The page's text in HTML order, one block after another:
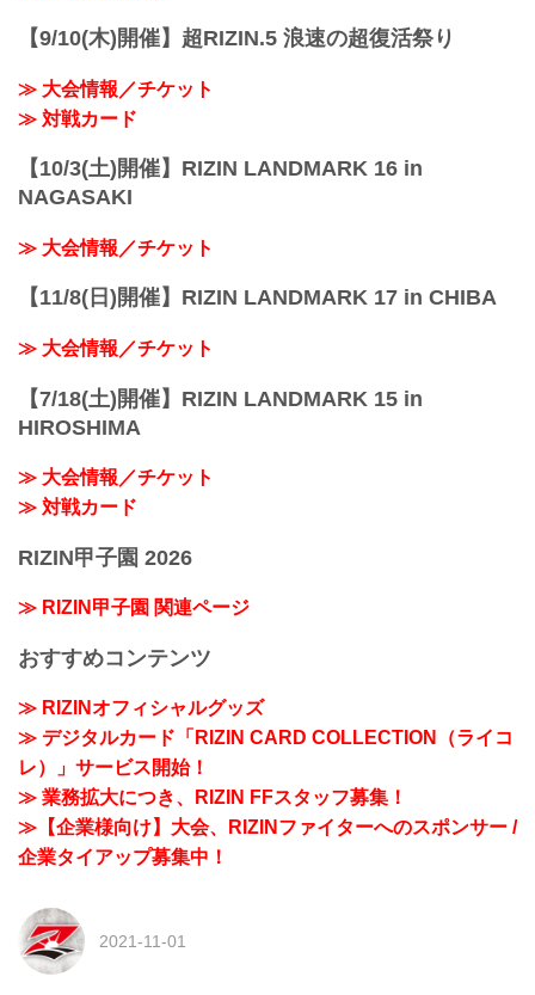
【9/10(木)開催】超RIZIN.5 浪速の超復活祭り
≫ 大会情報／チケット
≫ 対戦カード
【10/3(土)開催】RIZIN LANDMARK 16 in
NAGASAKI
≫ 大会情報／チケット
【11/8(日)開催】RIZIN LANDMARK 17 in CHIBA
≫ 大会情報／チケット
【7/18(土)開催】RIZIN LANDMARK 15 in
HIROSHIMA
≫ 大会情報／チケット
≫ 対戦カード
RIZIN甲子園 2026
≫ RIZIN甲子園 関連ページ
おすすめコンテンツ
≫ RIZINオフィシャルグッズ
≫ デジタルカード「RIZIN CARD COLLECTION（ライコ
レ）」サービス開始！
≫ 業務拡大につき、RIZIN FFスタッフ募集！
≫【企業様向け】大会、RIZINファイターへのスポンサー /
企業タイアップ募集中！
2021-11-01